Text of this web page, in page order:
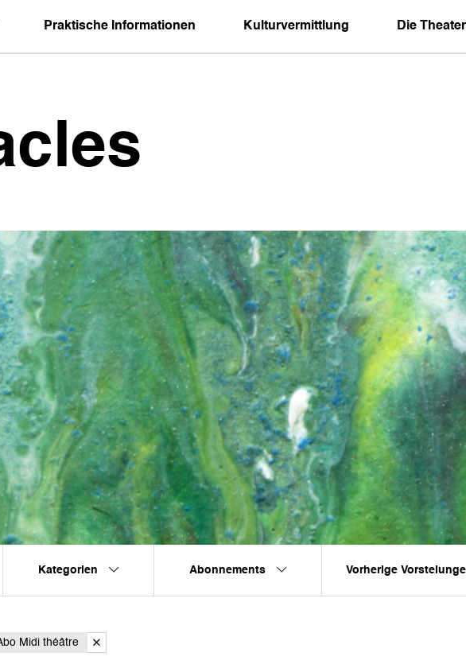
Praktische Informationen Kulturvermittlung Die Theater
Kategorien Abonnements Vorherige
Midi théâtre